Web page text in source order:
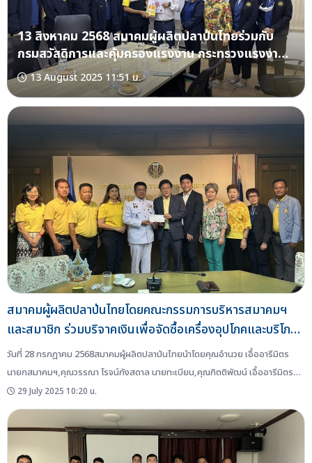
13 สิงหาคม 2568 สมาคมผู้ผลิตปลาป่นไทยร่วมกับ
กรมสวัสดิการและคุ้มครองแรงงาน กระทรวงแรงงาน
เข้าตรวจเยี่ยมบริษัท อุตสาหกรรมปลาป่นท่าจีน จำกัด
ณ จังหวัดสมุทรสาคร
13 August 2025 11:51 น.
สมาคมผู้ผลิตปลาป่นไทยโดยคณะกรรมการบริหารสมาคมฯ
และสมาชิก ร่วมบริจาคเงินเพื่อจัดซื้อเครื่องอุปโภคและบริโภค
ช่วยเหลือผู้อพยพที่ศูนย์พักพิงชายแดน ที่ได้รับผลกระทบจาก
เหตุการณ์ไม่สงบ ไทย-กัมพูชา
วันที่ 28 กรกฎาคม 2568สมาคมผู้ผลิตปลาป่นไทยนำโดยคุณอำนวย เอื้ออารีมิตร
นายกสมาคมฯ,คุณวรรณา โรจน์กังสดาล นายทะเบียน,คุณกิตติพัฒน์ เอื้ออารีมิตร
กรรมการกลาง พร้อมด้วยผู้จัดการสมาคมฯ เข้ามอบเงินบริจาคจำนวน 235,000.00
บาท ปลากระป๋องมูลค่า 20,000.00 บาท ให้กับท่านบัญชา สุขแก้ว อธิบดีกรมประมง...
29 July 2025 10:20 น.